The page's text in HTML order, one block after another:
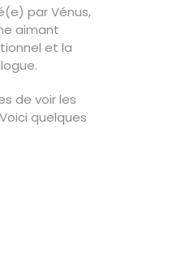
par Vénus,
aimant
et la
de voir les
quelques